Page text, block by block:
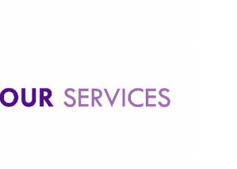
dual sport atau motor all road. Ini karena